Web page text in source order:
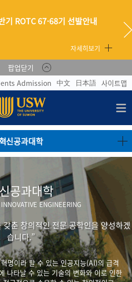
기 ROTC 67⋅68기 선발안내
자세히보기
팝업닫기
Admission 中文 日本語 사이트맵
신공과대학
공과대학
ENGINEERING
춘 창의적인 전문 공학인을 양성하겠
습니다.”
명이라 할 수 있는 인공지능(AI)의 급격
나타날 수 있는 기술의 변화와 이로 인한